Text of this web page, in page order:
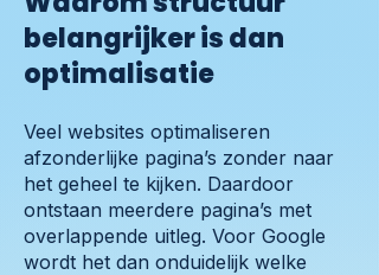
belangrijker is dan
optimalisatie
Veel websites optimaliseren
afzonderlijke pagina’s zonder naar
het geheel te kijken. Daardoor
ontstaan meerdere pagina’s met
overlappende uitleg. Voor Google
wordt het dan onduidelijk welke